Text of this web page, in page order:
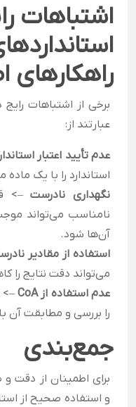
اشتباهات
راهکارهای
برخی از اشتباهات رایج
عبارتند از:
عدم تأیید اعتبار
استاندارد را با یک
نگهداری نادرست–>
نامناسب می‌تواند
آن‌ها شود.
استفاده از مقادیر
می‌تواند دقت نتایج را
عدم استفاده از CoA
–>
را بررسی و مطابقت آن
جمع‌بندی
برای اطمینان از دقت
و استفاده صحیح از